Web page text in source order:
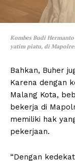
Kombes Budi
yatim piatu, di
Bahkan, Buher
Karena dengan
Malang Kota,
bekerja di
memiliki hak
pekerjaan.
“Dengan